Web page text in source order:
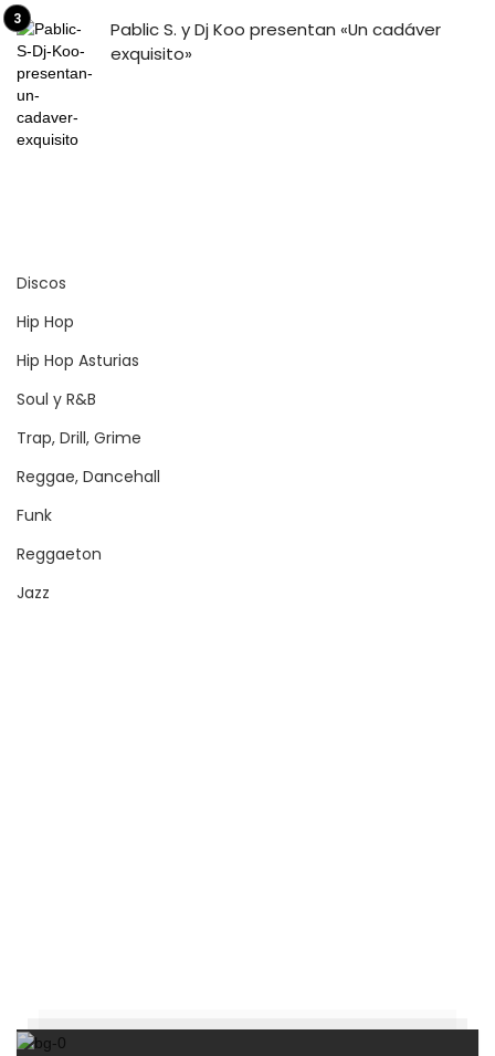
Pablic S. y Dj Koo presentan «Un cadáver
exquisito»
Discos
Hip Hop
Hip Hop Asturias
Soul y R&B
Trap, Drill, Grime
Reggae, Dancehall
Funk
Reggaeton
Jazz